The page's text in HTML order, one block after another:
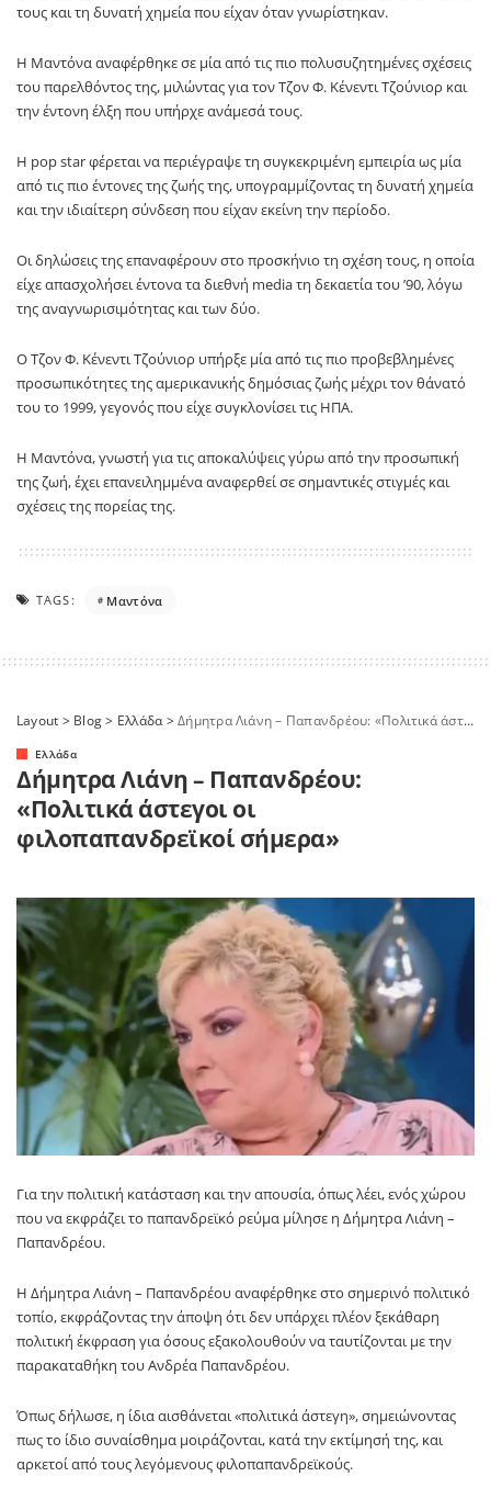
τους και τη δυνατή χημεία που είχαν όταν γνωρίστηκαν.
Η Μαντόνα αναφέρθηκε σε μία από τις πιο πολυσυζητημένες σχέσεις
του παρελθόντος της, μιλώντας για τον Τζον Φ. Κένεντι Τζούνιορ και
την έντονη έλξη που υπήρχε ανάμεσά τους.
Η pop star φέρεται να περιέγραψε τη συγκεκριμένη εμπειρία ως μία
από τις πιο έντονες της ζωής της, υπογραμμίζοντας τη δυνατή χημεία
και την ιδιαίτερη σύνδεση που είχαν εκείνη την περίοδο.
Οι δηλώσεις της επαναφέρουν στο προσκήνιο τη σχέση τους, η οποία
είχε απασχολήσει έντονα τα διεθνή media τη δεκαετία του ’90, λόγω
της αναγνωρισιμότητας και των δύο.
Ο Τζον Φ. Κένεντι Τζούνιορ υπήρξε μία από τις πιο προβεβλημένες
προσωπικότητες της αμερικανικής δημόσιας ζωής μέχρι τον θάνατό
του το 1999, γεγονός που είχε συγκλονίσει τις ΗΠΑ.
Η Μαντόνα, γνωστή για τις αποκαλύψεις γύρω από την προσωπική
της ζωή, έχει επανειλημμένα αναφερθεί σε σημαντικές στιγμές και
σχέσεις της πορείας της.
TAGS: Μαντόνα
Layout > Blog> Ελλάδα>Δήμητρα Λιάνη – Παπανδρέου: «Πολιτικά άστεγοι οι φιλοπαπανδρεϊκοί σήμερα»
Ελλάδα
Δήμητρα Λιάνη – Παπανδρέου:
«Πολιτικά άστεγοι οι
φιλοπαπανδρεϊκοί σήμερα»
Για την πολιτική κατάσταση και την απουσία, όπως λέει, ενός χώρου
που να εκφράζει το παπανδρεϊκό ρεύμα μίλησε η Δήμητρα Λιάνη –
Παπανδρέου.
Η Δήμητρα Λιάνη – Παπανδρέου αναφέρθηκε στο σημερινό πολιτικό
τοπίο, εκφράζοντας την άποψη ότι δεν υπάρχει πλέον ξεκάθαρη
πολιτική έκφραση για όσους εξακολουθούν να ταυτίζονται με την
παρακαταθήκη του Ανδρέα Παπανδρέου.
Όπως δήλωσε, η ίδια αισθάνεται «πολιτικά άστεγη», σημειώνοντας
πως το ίδιο συναίσθημα μοιράζονται, κατά την εκτίμησή της, και
αρκετοί από τους λεγόμενους φιλοπαπανδρεϊκούς.